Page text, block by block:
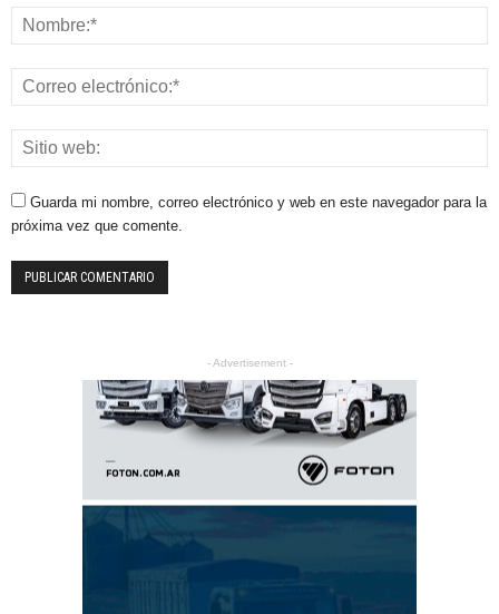
Guarda mi nombre, correo electrónico y web en este navegador para la
próxima vez que comente.
- Advertisement -